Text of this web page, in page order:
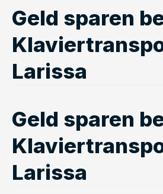
Geld sparen
Larissa
Geld sparen
Larissa